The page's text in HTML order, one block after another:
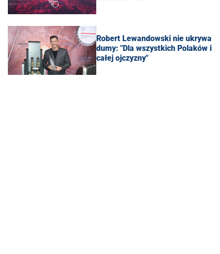
Robert Lewandowski nie ukrywa
dumy: "Dla wszystkich Polaków i
całej ojczyzny"